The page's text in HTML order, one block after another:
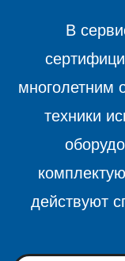
В
многолетним
техники
действуют